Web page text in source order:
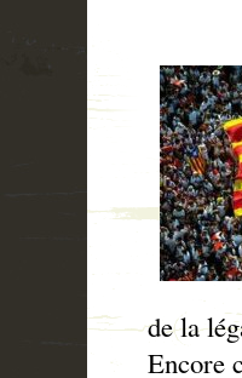
de la
Encore